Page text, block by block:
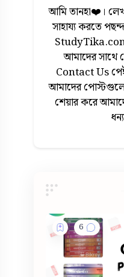
আমি তানহা❤️।
সাহায্য করতে
StudyTika.com
আমাদের
Contact Us
আমাদের
শেয়ার করে